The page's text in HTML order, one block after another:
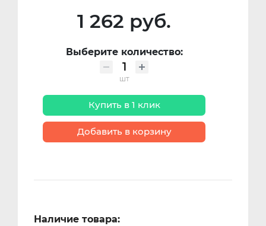
1 262 руб.
Выберите количество:
шт
Купить в 1 клик
Добавить в корзину
Наличие товара: